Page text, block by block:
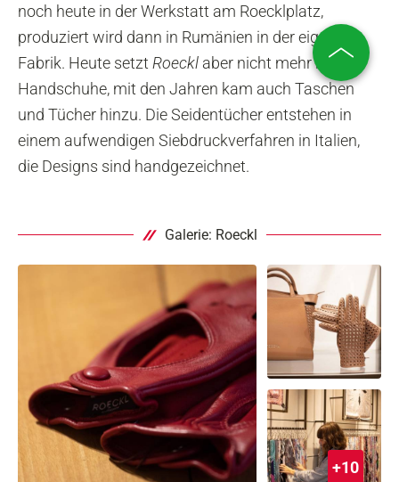
noch heute in der Werkstatt am Roecklplatz,
produziert wird dann in Rumänien in der eigenen
Fabrik. Heute setzt Roeckl aber nicht mehr nur auf
Handschuhe, mit den Jahren kam auch Taschen
und Tücher hinzu. Die Seidentücher entstehen in
einem aufwendigen Siebdruckverfahren in Italien,
die Designs sind handgezeichnet.
Galerie: Roeckl
+10